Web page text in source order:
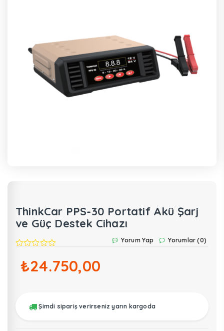
ThinkCar PPS-30 Portatif Akü Şarj
ve Güç Destek Cihazı
Yorum Yap Yorumlar (0)
₺24.750,00
Şimdi sipariş verirseniz yarın kargoda